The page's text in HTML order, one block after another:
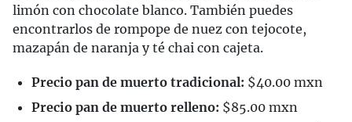
limón con chocolate blanco. También puedes
encontrarlos de rompope de nuez con tejocote,
mazapán de naranja y té chai con cajeta.
Precio pan de muerto tradicional: $40.00 mxn
Precio pan de muerto relleno: $85.00 mxn